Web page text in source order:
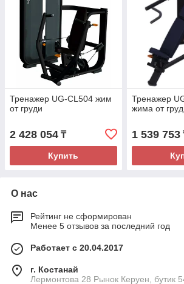
Тренажер UG-CL504 жим
от груди
2 428 054 ₸
Купить
Тренажер
жима от
1 539 753
О нас
Рейтинг не сформирован
Менее 5 отзывов за последний год
Работает с 20.04.2017
г. Костанай
Лермонтова 28 Рынок Керуен, бутик